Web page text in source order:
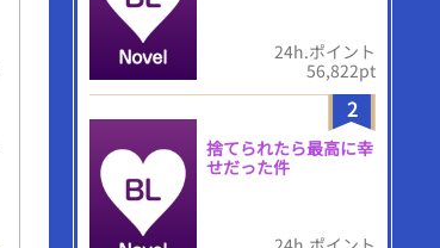
24h.ポイント
56,822pt
2
捨てられたら最高に幸
せだった件